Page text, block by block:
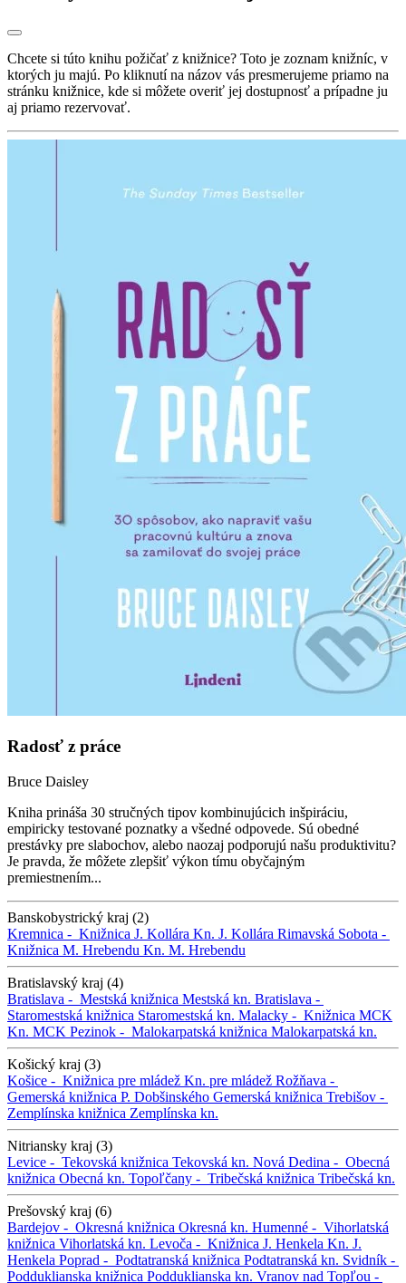
Chcete si túto knihu požičať z knižnice? Toto je zoznam knižníc, v
ktorých ju majú. Po kliknutí na názov vás presmerujeme priamo na
stránku knižnice, kde si môžete overiť jej dostupnosť a prípadne ju
aj priamo rezervovať.
Radosť z práce
Bruce Daisley
Kniha prináša 30 stručných tipov kombinujúcich inšpiráciu,
empiricky testované poznatky a všedné odpovede. Sú obedné
prestávky pre slabochov, alebo naozaj podporujú našu produktivitu?
Je pravda, že môžete zlepšiť výkon tímu obyčajným
premiestnením...
Banskobystrický kraj (2)
Kremnica - Knižnica J. Kollára Kn. J. Kollára Rimavská Sobota -
Knižnica M. Hrebendu Kn. M. Hrebendu
Bratislavský kraj (4)
Bratislava - Mestská knižnica Mestská kn. Bratislava -
Staromestská knižnica Staromestská kn. Malacky - Knižnica MCK
Kn. MCK Pezinok - Malokarpatská knižnica Malokarpatská kn.
Košický kraj (3)
Košice - Knižnica pre mládež Kn. pre mládež Rožňava -
Gemerská knižnica P. Dobšinského Gemerská knižnica Trebišov -
Zemplínska knižnica Zemplínska kn.
Nitriansky kraj (3)
Levice - Tekovská knižnica Tekovská kn. Nová Dedina - Obecná
knižnica Obecná kn. Topoľčany - Tribečská knižnica Tribečská kn.
Prešovský kraj (6)
Bardejov - Okresná knižnica Okresná kn. Humenné - Vihorlatská
knižnica Vihorlatská kn. Levoča - Knižnica J. Henkela Kn. J.
Henkela Poprad - Podtatranská knižnica Podtatranská kn. Svidník -
Podduklianska knižnica Podduklianska kn. Vranov nad Topľou -